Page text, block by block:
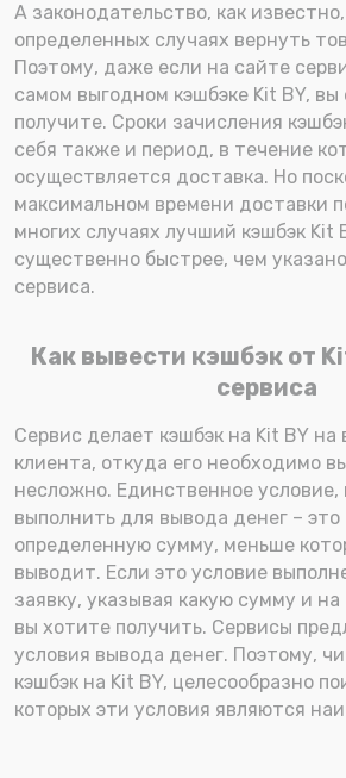
А законодательство, как
определенных случаях вернуть
Поэтому, даже если на сайте
самом выгодном кэшбэке Kit BY, вы
получите. Сроки зачисления
себя также и период, в течение
осуществляется доставка. Но
максимальном времени доставки
многих случаях лучший кэшбэк Kit
существенно быстрее, чем
сервиса.
Как вывести кэшбэк от
сервиса
Сервис делает кэшбэк на Kit BY
клиента, откуда его необходимо
несложно. Единственное условие,
выполнить для вывода денег – это
определенную сумму, меньше
выводит. Если это условие
заявку, указывая какую сумму и
вы хотите получить. Сервисы
условия вывода денег. Поэтому,
кэшбэк на Kit BY, целесообразно
которых эти условия являются